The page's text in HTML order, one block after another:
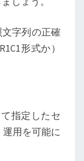
字列の正確
形式か）
指定したセ
用を可能に